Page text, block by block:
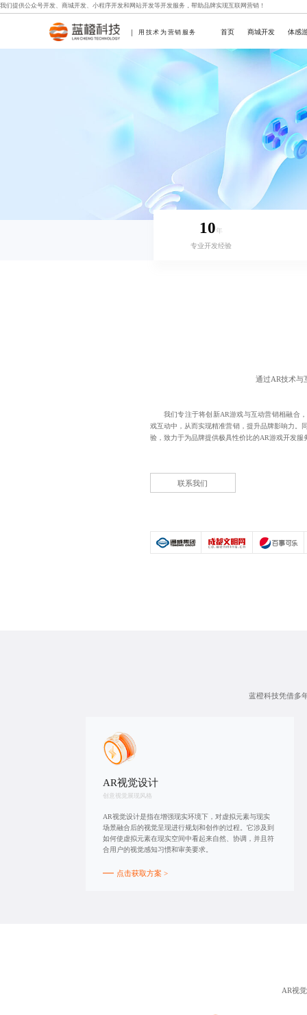
我们提供公众号开发、 商城开发、 小程序开发和 网站开发等开发服务，帮助品牌实现互联网营销！
用技术为营销服务 首页 商城开发 体感
10年
专业开发经验
通过AR技术与
我们专注于将创新AR游戏与互动营销相融合
戏互动中，从而实现精准营销，提升品牌影响力。
验，致力于为品牌提供极具性价比的AR游戏开发服
联系我们
蓝橙科技凭借多
AR视觉设计
创意视觉展现风格
AR视觉设计是指在增强现实环境下，对虚拟元素与现实
场景融合后的视觉呈现进行规划和创作的过程。它涉及到
如何使虚拟元素在现实空间中看起来自然、协调，并且符
合用户的视觉感知习惯和审美要求。
点击获取方案 >
AR视